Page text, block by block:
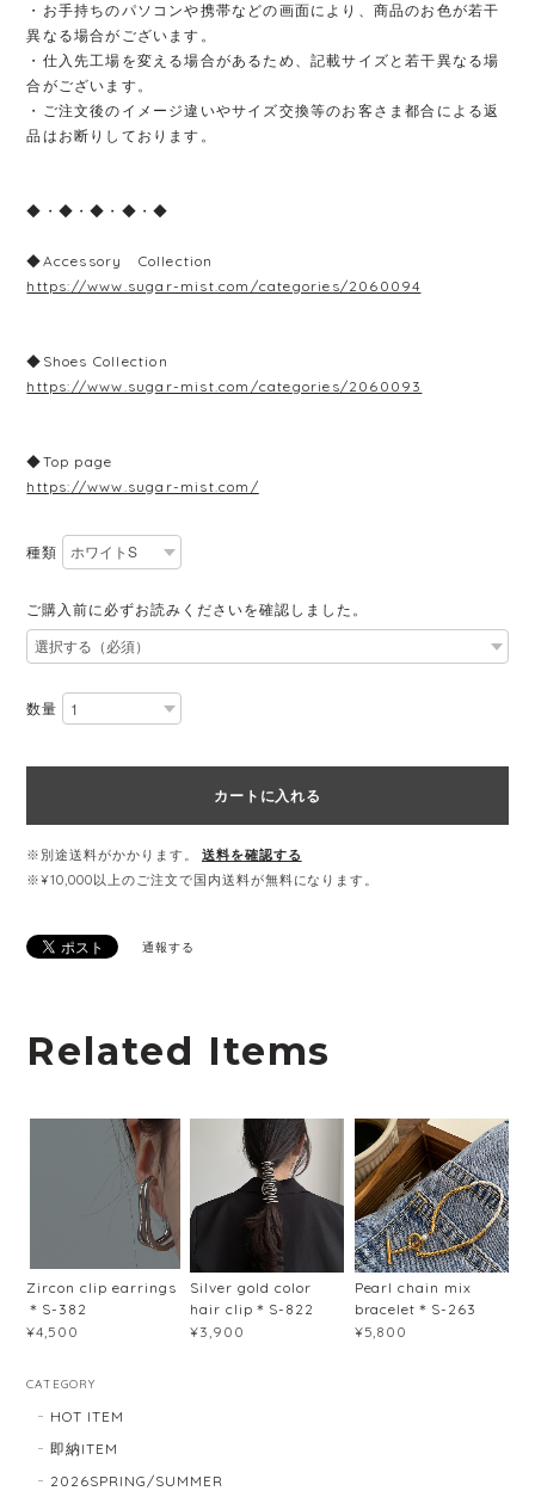
・お手持ちのパソコンや携帯などの画面により、商品のお色が若干
異なる場合がございます。
・仕入先工場を変える場合があるため、記載サイズと若干異なる場
合がございます。
・ご注文後のイメージ違いやサイズ交換等のお客さま都合による返
品はお断りしております。
◆・◆・◆・◆・◆
◆Accessory Collection
https://www.sugar-mist.com/categories/2060094
◆Shoes Collection
https://www.sugar-mist.com/categories/2060093
◆Top page
https://www.sugar-mist.com/
種類
ご購入前に必ずお読みくださいを確認しました。
数量
カートに入れる
※別途送料がかかります。
送料を確認する
※¥10,000以上のご注文で国内送料が無料になります。
通報する
Related Items
Zircon clip earrings
＊S-382
¥4,500
Silver gold color
hair clip＊S-822
¥3,900
Pearl chain mix
bracelet＊S-263
¥5,800
CATEGORY
HOT ITEM
即納ITEM
2026SPRING/SUMMER